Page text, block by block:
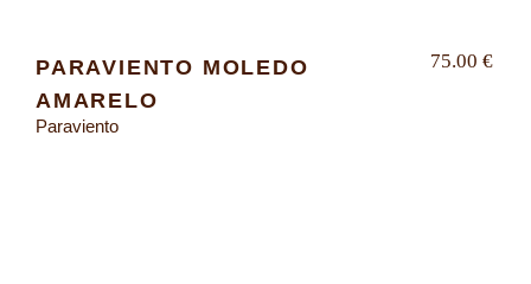
PARAVIENTO MOLEDO
AMARELO
Paraviento
75.00 €